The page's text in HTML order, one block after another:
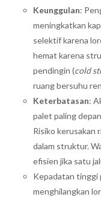
Keunggulan:
meningkatkan
selektif karena
hemat karena
pendingin (cold
ruang bersuhu
Keterbatasan:
palet paling
Risiko kerusakan
dalam struktur.
efisien jika satu
Kepadatan tinggi
menghilangkan